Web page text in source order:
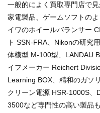
一般的によく買取専門店で
家電製品、ゲームソフトの
イワのホイールバランサー
ト SSN-FRA、Nikonの研究
体模型 M-100型、LANDAU
イフメーカー Reichert
Learning BOX、精和のガソ
クリーン電源 HSR-1000S、
3500など専門性の高い製品